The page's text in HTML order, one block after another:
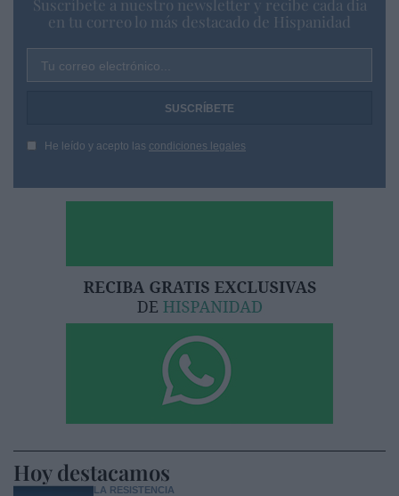
Suscríbete a nuestro newsletter y recibe cada dia
en tu correo lo más destacado de Hispanidad
Tu correo electrónico...
He leído y acepto las condiciones legales
Hoy destacamos
LA RESISTENCIA